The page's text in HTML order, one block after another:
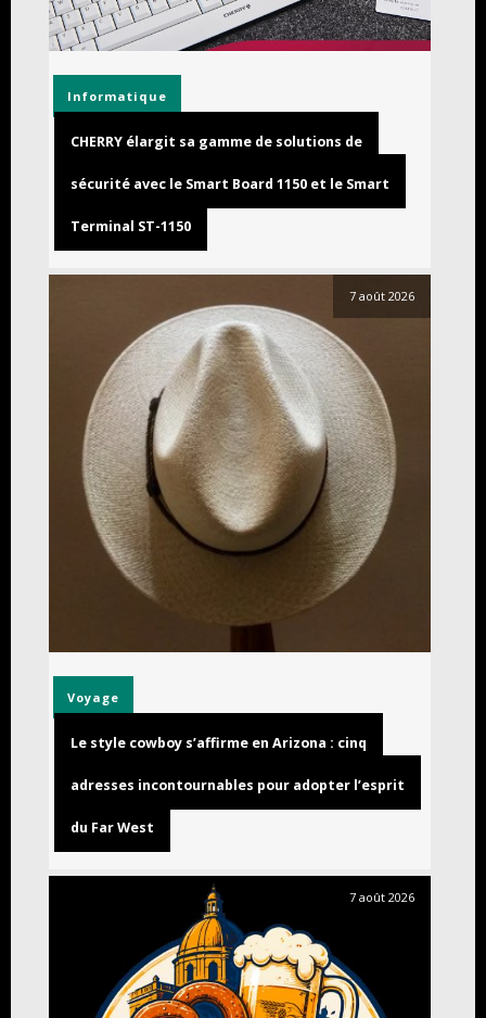
Informatique
CHERRY élargit sa gamme de solutions de
sécurité avec le Smart Board 1150 et le Smart
Terminal ST-1150
7 août 2026
Voyage
Le style cowboy s’affirme en Arizona : cinq
adresses incontournables pour adopter l’esprit
du Far West
7 août 2026